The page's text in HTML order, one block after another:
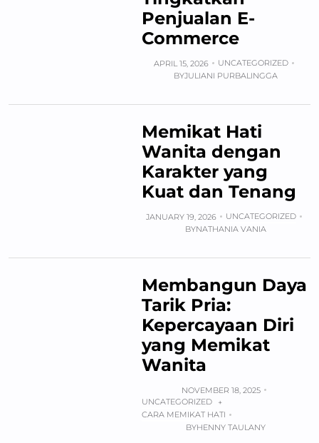
Penjualan E-
Commerce
APRIL 15, 2026
UNCATEGORIZED
BYJULIANI PURBALINGGA
Memikat Hati
Wanita dengan
Karakter yang
Kuat dan Tenang
JANUARY 19, 2026
UNCATEGORIZED
BYNATHANIA VANIA
Membangun Daya
Tarik Pria:
Kepercayaan Diri
yang Memikat
Wanita
NOVEMBER 18, 2025
UNCATEGORIZED
+
CARA MEMIKAT HATI
BYHENNY TAULANY